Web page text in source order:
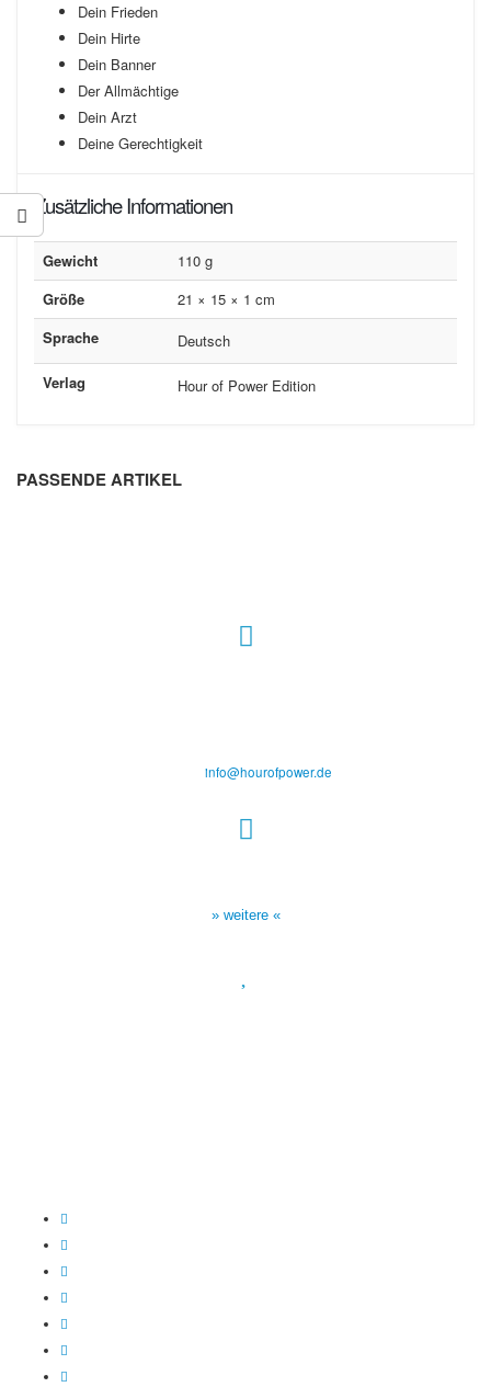
Dein Frieden
Dein Hirte
Dein Banner
Der Allmächtige
Dein Arzt
Deine Gerechtigkeit
Zusätzliche Informationen
Gewicht
110 g
Größe
21 × 15 × 1 cm
Sprache
Deutsch
Verlag
Hour of Power Edition
PASSENDE ARTIKEL
info@hourofpower.de
» weitere «